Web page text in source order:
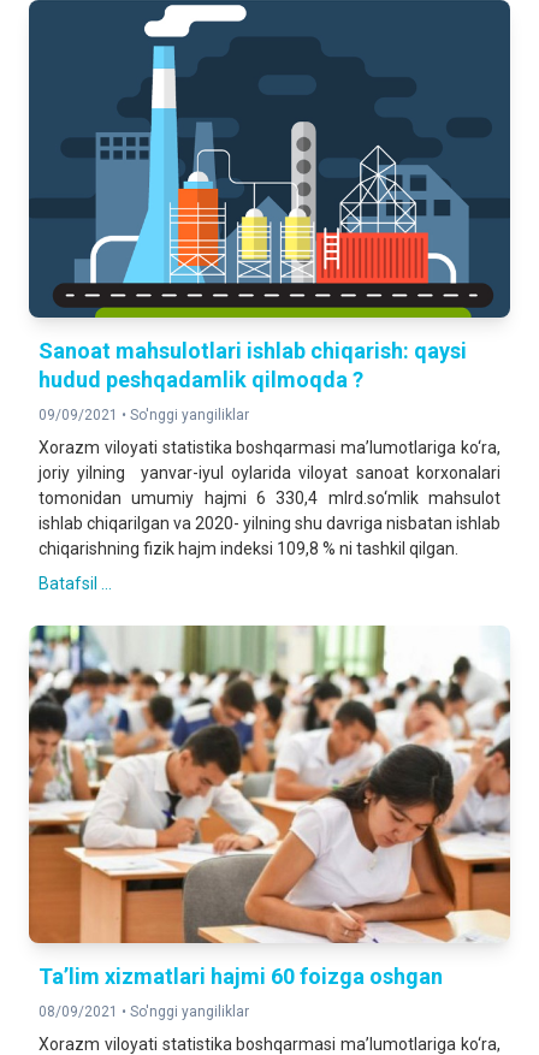
Sanoat mahsulotlari ishlab chiqarish: qaysi
hudud peshqadamlik qilmoqda ?
09/09/2021 • So'nggi yangiliklar
Xorazm viloyati statistika boshqarmasi ma’lumotlariga ko‘ra,
joriy yilning yanvar-iyul oylarida viloyat sanoat korxonalari
tomonidan umumiy hajmi 6 330,4 mlrd.so‘mlik mahsulot
ishlab chiqarilgan va 2020- yilning shu davriga nisbatan ishlab
chiqarishning fizik hajm indeksi 109,8 % ni tashkil qilgan.
Batafsil ...
Ta’lim xizmatlari hajmi 60 foizga oshgan
08/09/2021 • So'nggi yangiliklar
Xorazm viloyati statistika boshqarmasi ma’lumotlariga ko‘ra,